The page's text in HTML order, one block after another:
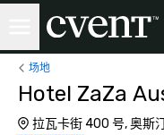
场地
Hotel ZaZa
拉瓦卡街 400 号, 奥斯